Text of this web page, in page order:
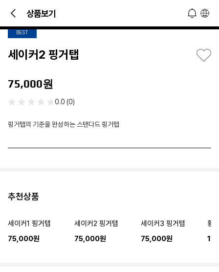
소식 접하기!
오늘 하루 열지 않기
상품보기
BEST
세이커2 핑거탭
75,000원
0.0 (0)
핑거탭의 기준을 완성하는 스탠다드 핑거탭
추천상품
세이커1 핑거탭
75,000원
세이커2 핑거탭
75,000원
세이커3 핑거탭
75,000원
황